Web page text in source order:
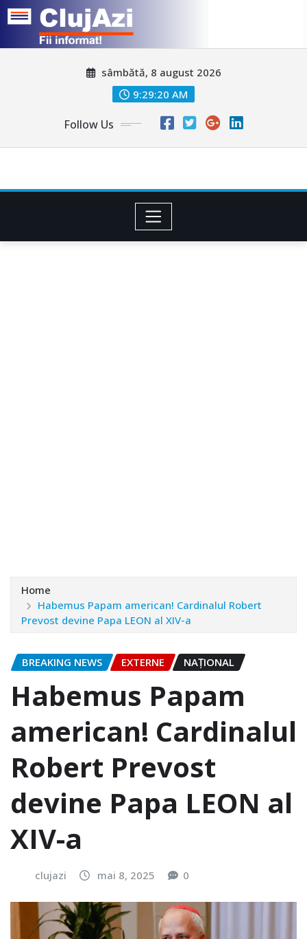
sâmbătă, 8 august 2026
9:29:23 AM
Follow Us
Home
Habemus Papam american! Cardinalul Robert
Prevost devine Papa LEON al XIV-a
BREAKING NEWS EXTERNE NAŢIONAL
Habemus Papam
american! Cardinalul
Robert Prevost
devine Papa LEON al
XIV-a
clujazi mai 8, 2025 0